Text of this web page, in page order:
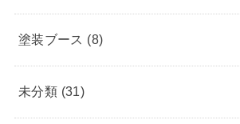
塗装ブース (8)
未分類 (31)